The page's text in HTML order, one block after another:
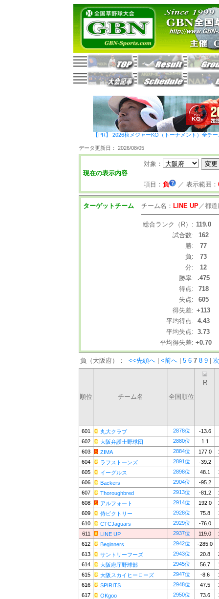
【PR】 2026秋メジャーKO（トーナメント）全チ
データ更新日： 2026/08/05
現在の表示内容
対象：
項目： 負 ／ 表示範囲：
ターゲットチーム チーム名： LINE UP／都道
総合ランク（R）: 119.0
試合数:
162
勝:
77
負:
73
分:
12
勝率:
.475
得点:
718
失点:
605
得失差: +113
平均得点: 4.43
平均失点: 3.73
平均得失差: +0.70
負（大阪府）： <<先頭へ <前へ 5 6 7 8 9
順位 チーム名 全国順位
R
601 丸大クラブ 2878位
-13.6
602
大阪弁護士野球団 2880位
1.1
603
ZIMA 2884位 177.0
604
ラフストーンズ 2891位
-39.2
605
イーグルス 2898位 48.1
606
Backers 2904位
-95.2
607
Thoroughbred 2913位 -81.2
608
アルフォート 2914位 192.0
609
侍ビクトリー 2928位 75.8
610
CTCJaguars 2929位
-76.0
611
LINE UP 2937位 119.0
612
Beginners 2942位
-285.0
613
サントリーフーズ 2943位 20.8
614
大阪府庁野球部 2945位 56.7
615
大阪スカイヒーローズ 2947位 -8.6
616
SPIRITS 2948位 47.5
617
OKgoo 2950位 73.6